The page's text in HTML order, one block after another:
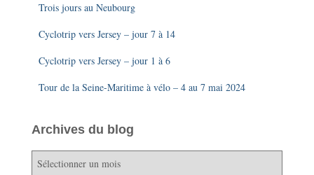
Trois jours au Neubourg
Cyclotrip vers Jersey – jour 7 à 14
Cyclotrip vers Jersey – jour 1 à 6
Tour de la Seine-Maritime à vélo – 4 au 7 mai 2024
Archives du blog